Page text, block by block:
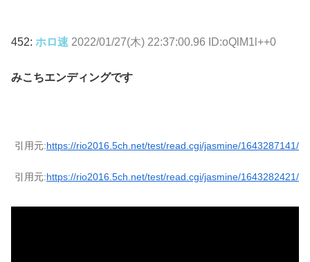
452: ホロ速 2022/01/27(木) 22:37:00.96 ID:oQlM1l++0
みこちエンディングです
引用元:https://rio2016.5ch.net/test/read.cgi/jasmine/1643287141/
引用元:https://rio2016.5ch.net/test/read.cgi/jasmine/1643282421/